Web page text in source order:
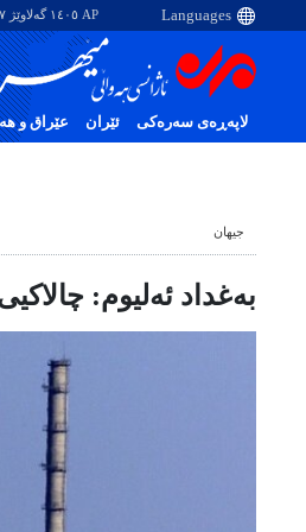
AP ١٤٠٥ گەلاوێژ ١٧
لاپەڕەی سەرەکی ئێران عێراق و
جیهان
بەغداد ئەلیوم: